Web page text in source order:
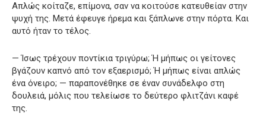
Απλώς κοίταζε, επίμονα, σαν να κοιτούσε κατευθείαν στην
ψυχή της. Μετά έφευγε ήρεμα και ξάπλωνε στην πόρτα. Και
αυτό ήταν το τέλος.
— Ίσως τρέχουν ποντίκια τριγύρω; Ή μήπως οι γείτονες
βγάζουν καπνό από τον εξαερισμό; Ή μήπως είναι απλώς
ένα όνειρο; — παραπονέθηκε σε έναν συνάδελφο στη
δουλειά, μόλις που τελείωσε το δεύτερο φλιτζάνι καφέ
της.